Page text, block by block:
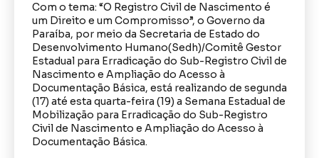
Com o tema: “O Registro Civil de Nascimento é
um Direito e um Compromisso”, o Governo da
Paraíba, por meio da Secretaria de Estado do
Desenvolvimento Humano(Sedh)/Comitê Gestor
Estadual para Erradicação do Sub-Registro Civil de
Nascimento e Ampliação do Acesso à
Documentação Básica, está realizando de segunda
(17) até esta quarta-feira (19) a Semana Estadual de
Mobilização para Erradicação do Sub-Registro
Civil de Nascimento e Ampliação do Acesso à
Documentação Básica.